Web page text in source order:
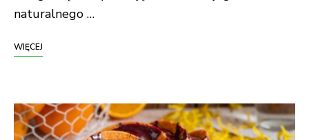
naturalnego …
WIĘCEJ